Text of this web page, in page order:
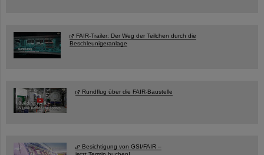
FAIR-Trailer: Der Weg der Teilchen durch die
Beschleunigeranlage
Rundflug über die FAIR-Baustelle
Besichtigung von GSI/FAIR –